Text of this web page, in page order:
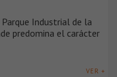
Industrial de la
predomina el carácter
VER +